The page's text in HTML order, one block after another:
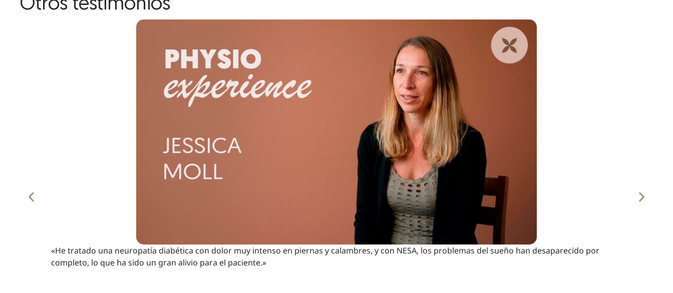
Otros testimonios
«He tratado una neuropatía diabética con dolor muy intenso en piernas y calambres, y con NESA, los problemas del sueño han desaparecido por
completo, lo que ha sido un gran alivio para el paciente.»